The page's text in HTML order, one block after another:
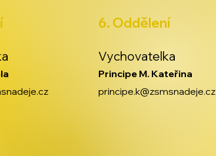
6. Oddělení
Vychovatelka
Principe M. Kateřina
principe.k@zsmsnadeje.cz